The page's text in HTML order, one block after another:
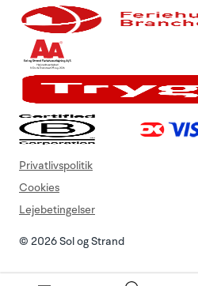
© 2026 Sol og Strand
Privatlivspolitik
Cookies
Lejebetingelser